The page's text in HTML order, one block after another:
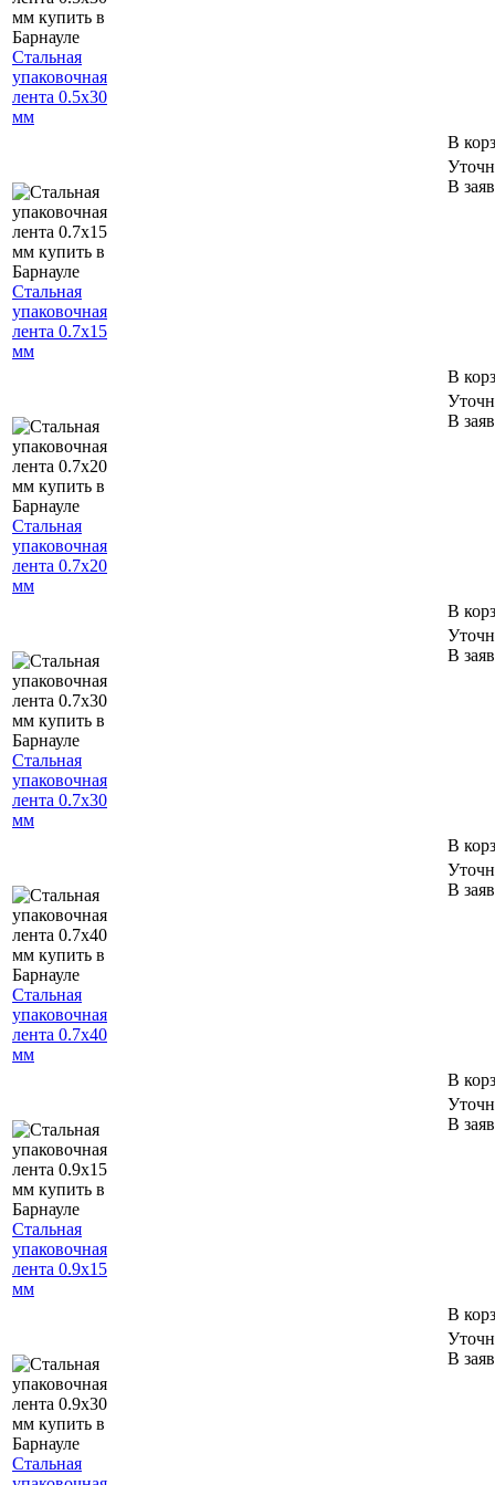
Стальная
упаковочная
лента 0.5х30
мм
В
Стальная
упаковочная
лента 0.7х15
мм
В
В
Стальная
упаковочная
лента 0.7х20
мм
В
В
Стальная
упаковочная
лента 0.7х30
мм
В
В
Стальная
упаковочная
лента 0.7х40
мм
В
В
Стальная
упаковочная
лента 0.9х15
мм
В
В
Стальная
В